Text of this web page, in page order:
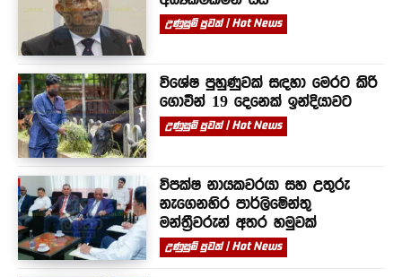
උණුසුම් පුවත් | Hot News
විශේෂ පුහුණුවක් සඳහා මෙරට කිරි
ගොවීන් 19 දෙනෙක් ඉන්දියාවට
උණුසුම් පුවත් | Hot News
විපක්ෂ නායකවරයා සහ උතුරු
නැගෙනහිර පාර්ලිමේන්තු
මන්ත්‍රීවරුන් අතර හමුවක්
උණුසුම් පුවත් | Hot News